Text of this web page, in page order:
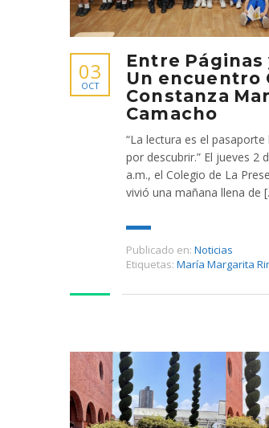
Entre Páginas
Un encuentro
Constanza
Camacho
03
OCT
“La lectura es el
por descubrir.” El jueves 2
a.m., el Colegio de La
vivió una mañana llena de
Publicado en: Noticias
Etiquetas: María Margarita